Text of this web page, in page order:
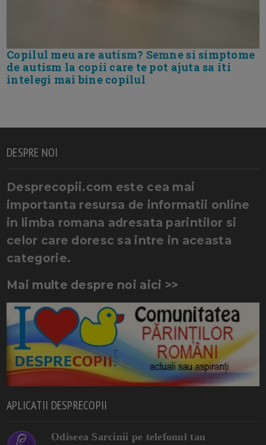
Copilul meu are autism? Semne si simptome
de autism la copii care te pot ajuta sa iti
intelegi mai bine copilul
DESPRE NOI
Desprecopii.com este cea mai
importanta resursa de informatii online
in limba romana adresata parintilor si
celor care doresc sa intre in aceasta
categorie.
Mai multe despre noi aici >>
APLICATII DESPRECOPII
Odiseea Sarcinii pe telefonul tau